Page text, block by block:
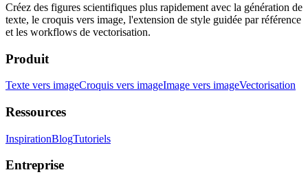
Créez des figures scientifiques plus rapidement avec la génération de
texte, le croquis vers image, l'extension de style guidée par référence
et les workflows de vectorisation.
Produit
Texte vers imageCroquis vers imageImage vers imageVectorisation
Ressources
InspirationBlogTutoriels
Entreprise